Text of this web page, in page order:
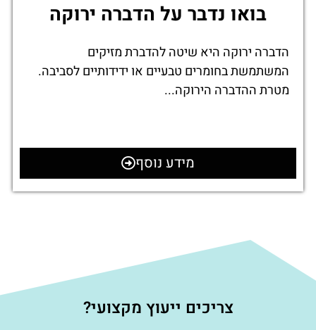
בואו נדבר על הדברה ירוקה
הדברה ירוקה היא שיטה להדברת מזיקים
המשתמשת בחומרים טבעיים או ידידותיים לסביבה.
מטרת ההדברה הירוקה...
מידע נוסף
צריכים ייעוץ מקצועי?